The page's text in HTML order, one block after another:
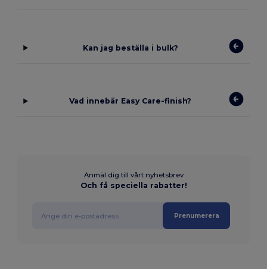
Kan jag beställa i bulk?
Vad innebär Easy Care-finish?
Anmäl dig till vårt nyhetsbrev
Och få speciella rabatter!
Prenumerera